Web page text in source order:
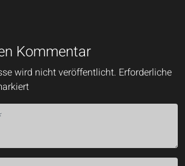
Kommentar
wird nicht veröffentlicht. Erforderliche